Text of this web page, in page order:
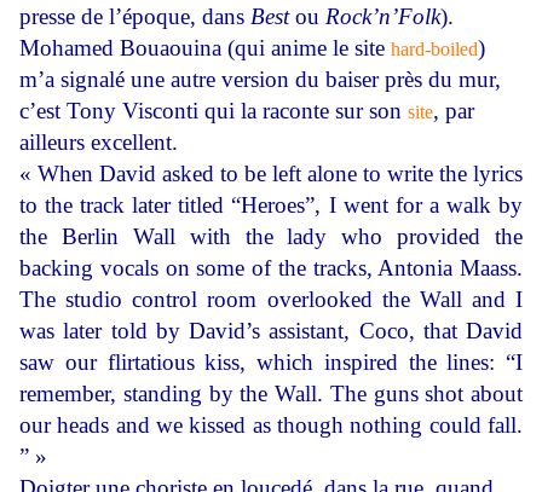
presse de l’époque, dans Bestou Rock’n’Folk).
Mohamed Bouaouina (qui anime le site hard-boiled)
m’a signalé une autre version du baiser près du mur,
c’est Tony Visconti qui la raconte sur son site, par
ailleurs excellent.
« When David asked to be left alone to write the lyrics
to the track later titled “Heroes”, I went for a walk by
the Berlin Wall with the lady who provided the
backing vocals on some of the tracks, Antonia Maass.
The studio control room overlooked the Wall and I
was later told by David’s assistant, Coco, that David
saw our flirtatious kiss, which inspired the lines: “I
remember, standing by the Wall. The guns shot about
our heads and we kissed as though nothing could fall.
” »